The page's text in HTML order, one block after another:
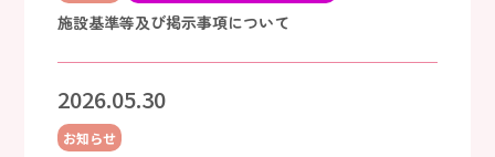
施設基準等及び掲示事項について
2026.05.30
お知らせ